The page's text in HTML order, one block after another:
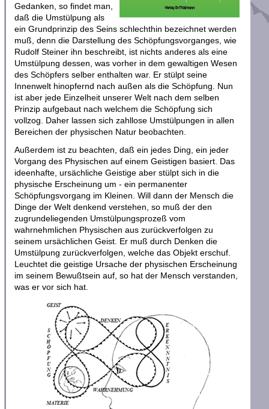
Gedanken, so findet man,
daß die Umstülpung als
ein Grundprinzip des Seins schlechthin bezeichnet werden
muß, denn die Darstellung des Schöpfungsvorganges, wie
Rudolf Steiner ihn beschreibt, ist nichts anderes als eine
Umstülpung dessen, was vorher in dem gewaltigen Wesen
des Schöpfers selber enthalten war. Er stülpt seine
Innenwelt hinopfernd nach außen als die Schöpfung. Nun
ist aber jede Einzelheit unserer Welt nach dem selben
Prinzip aufgebaut nach welchem die Schöpfung sich
vollzog. Daher lassen sich zahllose Umstülpungen in allen
Bereichen der physischen Natur beobachten.
Außerdem ist zu beachten, daß ein jedes Ding, ein jeder
Vorgang des Physischen auf einem Geistigen basiert. Das
ideenhafte, ursächliche Geistige aber stülpt sich in die
physische Erscheinung um - ein permanenter
Schöpfungsvorgang im Kleinen. Will dann der Mensch die
Dinge der Welt denkend verstehen, so muß der den
zugrundeliegenden Umstülpungsprozeß vom
wahrnehmlichen Physischen aus zurückverfolgen zu
seinem ursächlichen Geist. Er muß durch Denken die
Umstülpung zurückverfolgen, welche das Objekt erschuf.
Leuchtet die geistige Ursache der physischen Erscheinung
im seinem Bewußtsein auf, so hat der Mensch verstanden,
was er vor sich hat.